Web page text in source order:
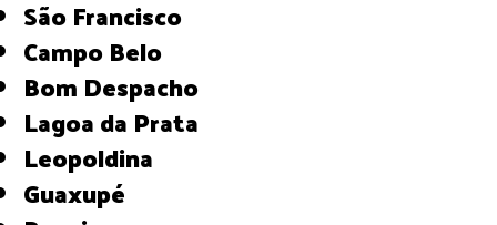
São Francisco
Campo Belo
Bom Despacho
Lagoa da Prata
Leopoldina
Guaxupé